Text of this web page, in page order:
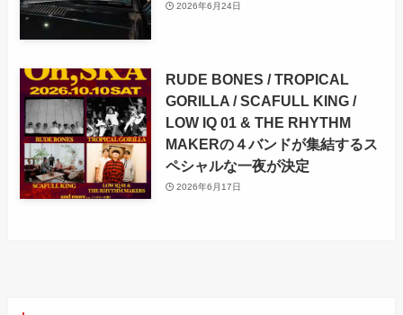
2026年6月24日
RUDE BONES / TROPICAL
GORILLA / SCAFULL KING /
LOW IQ 01 & THE RHYTHM
MAKERの４バンドが集結するス
ペシャルな一夜が決定
2026年6月17日